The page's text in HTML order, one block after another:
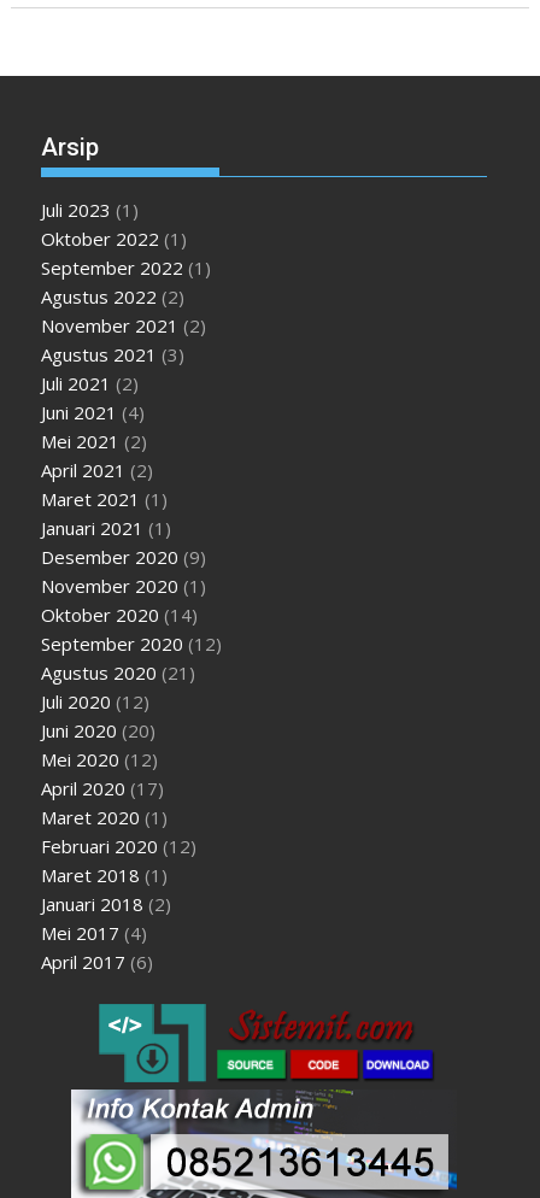
Arsip
Juli 2023 (1)
Oktober 2022 (1)
September 2022 (1)
Agustus 2022 (2)
November 2021 (2)
Agustus 2021 (3)
Juli 2021 (2)
Juni 2021 (4)
Mei 2021 (2)
April 2021 (2)
Maret 2021 (1)
Januari 2021 (1)
Desember 2020 (9)
November 2020 (1)
Oktober 2020 (14)
September 2020 (12)
Agustus 2020 (21)
Juli 2020 (12)
Juni 2020 (20)
Mei 2020 (12)
April 2020 (17)
Maret 2020 (1)
Februari 2020 (12)
Maret 2018 (1)
Januari 2018 (2)
Mei 2017 (4)
April 2017 (6)